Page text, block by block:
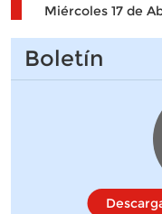
Miércoles 17 de
Boletín